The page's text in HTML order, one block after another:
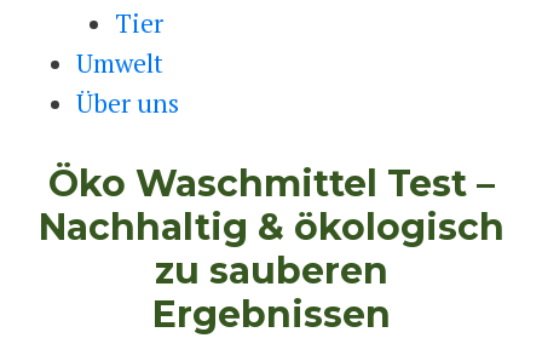
Tier
Umwelt
Über uns
Öko Waschmittel Test –
Nachhaltig & ökologisch
zu sauberen
Ergebnissen